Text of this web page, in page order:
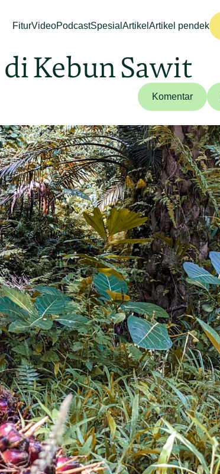
FiturVideoPodcastSpesial Artikel Artikel pendek
Kebun Sawit
Komentar